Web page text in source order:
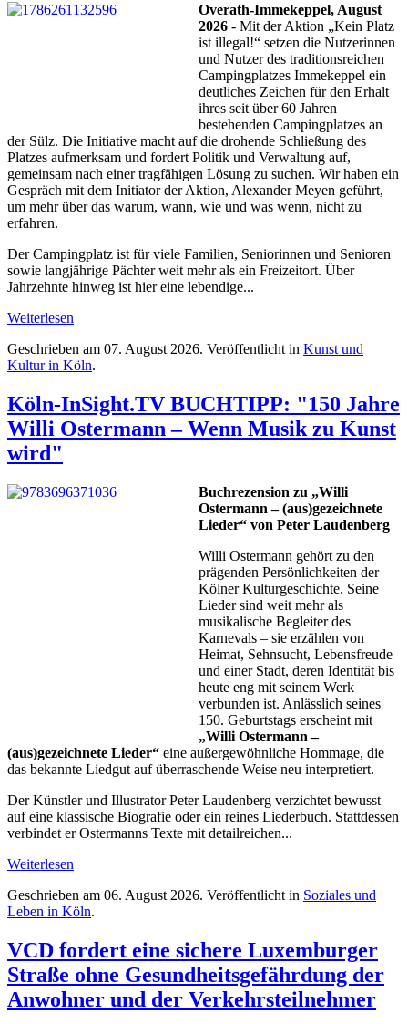
Overath-Immekeppel, August
2026 - Mit der Aktion „Kein Platz
ist illegal!“ setzen die Nutzerinnen
und Nutzer des traditionsreichen
Campingplatzes Immekeppel ein
deutliches Zeichen für den Erhalt
ihres seit über 60 Jahren
bestehenden Campingplatzes an
der Sülz. Die Initiative macht auf die drohende Schließung des
Platzes aufmerksam und fordert Politik und Verwaltung auf,
gemeinsam nach einer tragfähigen Lösung zu suchen. Wir haben ein
Gespräch mit dem Initiator der Aktion, Alexander Meyen geführt,
um mehr über das warum, wann, wie und was wenn, nicht zu
erfahren.
Der Campingplatz ist für viele Familien, Seniorinnen und Senioren
sowie langjährige Pächter weit mehr als ein Freizeitort. Über
Jahrzehnte hinweg ist hier eine lebendige...
Weiterlesen
Geschrieben am 07. August 2026. Veröffentlicht in Kunst und
Kultur in Köln.
Köln-InSight.TV BUCHTIPP: "150 Jahre
Willi Ostermann – Wenn Musik zu Kunst
wird"
Buchrezension zu „Willi
Ostermann – (aus)gezeichnete
Lieder“ von Peter Laudenberg
Willi Ostermann gehört zu den
prägenden Persönlichkeiten der
Kölner Kulturgeschichte. Seine
Lieder sind weit mehr als
musikalische Begleiter des
Karnevals – sie erzählen von
Heimat, Sehnsucht, Lebensfreude
und einer Stadt, deren Identität bis
heute eng mit seinem Werk
verbunden ist. Anlässlich seines
150. Geburtstags erscheint mit
„Willi Ostermann –
(aus)gezeichnete Lieder“ eine außergewöhnliche Hommage, die
das bekannte Liedgut auf überraschende Weise neu interpretiert.
Der Künstler und Illustrator Peter Laudenberg verzichtet bewusst
auf eine klassische Biografie oder ein reines Liederbuch. Stattdessen
verbindet er Ostermanns Texte mit detailreichen...
Weiterlesen
Geschrieben am 06. August 2026. Veröffentlicht in Soziales und
Leben in Köln.
VCD fordert eine sichere Luxemburger
Straße ohne Gesundheitsgefährdung der
Anwohner und der Verkehrsteilnehmer